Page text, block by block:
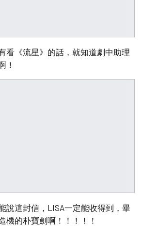
看《流星》的話，就知道劇中助理
！
說這封信，LISA一定能收得到，畢
機的朴寶劍啊！！！！！